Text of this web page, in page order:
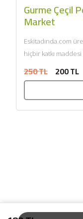
Gurme Çeçil
Market
Eskitadında.com
hiçbir katkı maddesi
250 TL 200 TL